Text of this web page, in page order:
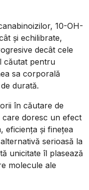
10-OH-
și echilibrate,
decât cele
căutat pentru
sa corporală
durată.
în căutare de
care doresc un efect
eficiența și finețea
serioasă la
unicitate îl plasează
molecule ale